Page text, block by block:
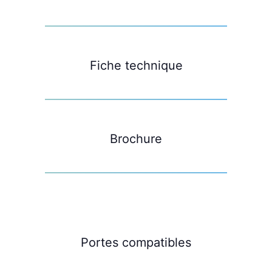
Fiche technique
Brochure
Portes compatibles